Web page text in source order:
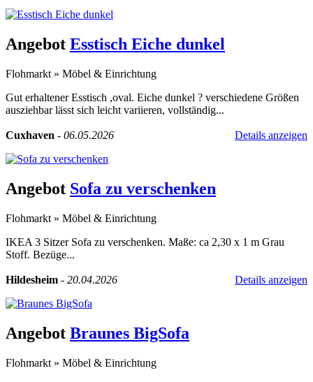
Angebot Esstisch Eiche dunkel
Flohmarkt » Möbel & Einrichtung
Gut erhaltener Esstisch ,oval. Eiche dunkel ? verschiedene Größen
ausziehbar lässt sich leicht variieren, vollständig...
Cuxhaven - 06.05.2026 Details anzeigen
Angebot Sofa zu verschenken
Flohmarkt » Möbel & Einrichtung
IKEA 3 Sitzer Sofa zu verschenken. Maße: ca 2,30 x 1 m Grau
Stoff. Bezüge...
Hildesheim - 20.04.2026 Details anzeigen
Angebot Braunes BigSofa
Flohmarkt » Möbel & Einrichtung